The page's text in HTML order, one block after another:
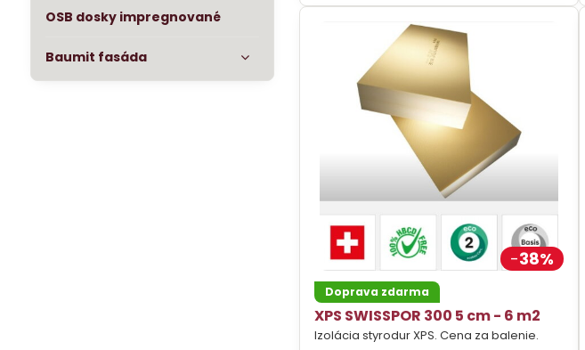
38%
Doprava zdarma
XPS SWISSPOR 300 5 cm - 6 m2
Izolácia styrodur XPS. Cena za balenie.
OSB dosky impregnované
Baumit fasáda